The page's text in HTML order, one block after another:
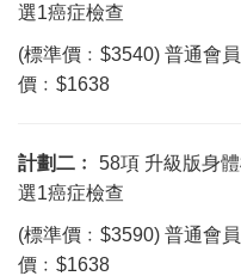
選1癌症檢查
(標準價﹕$3540) 普通會
價﹕$1638
計劃二 ﹕ 58項 升級版身
選1癌症檢查
(標準價﹕$3590) 普通會
價﹕$1638